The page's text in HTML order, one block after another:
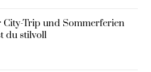
City-Trip und Sommerferien
du stilvoll